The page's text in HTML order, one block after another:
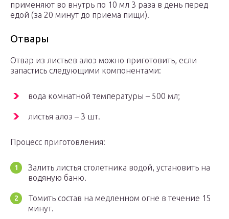
применяют во внутрь по 10 мл 3 раза в день перед
едой (за 20 минут до приема пищи).
Отвары
Отвар из листьев алоэ можно приготовить, если
запастись следующими компонентами:
вода комнатной температуры – 500 мл;
листья алоэ – 3 шт.
Процесс приготовления:
Залить листья столетника водой, установить на
водяную баню.
Томить состав на медленном огне в течение 15
минут.